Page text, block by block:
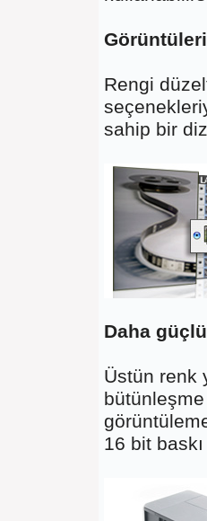
Rengi
sahip bir
Daha
Üstün renk
bütünleşme
16 bit